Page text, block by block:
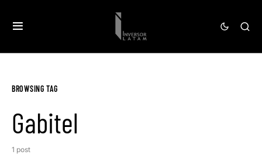
BROWSING TAG
Gabitel
1 post